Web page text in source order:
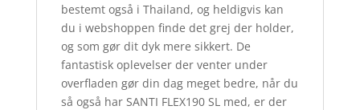
bestemt også i Thailand, og heldigvis kan
du i webshoppen finde det grej der holder,
og som gør dit dyk mere sikkert. De
fantastisk oplevelser der venter under
overfladen gør din dag meget bedre, når du
så også har SANTI FLEX190 SL med, er der